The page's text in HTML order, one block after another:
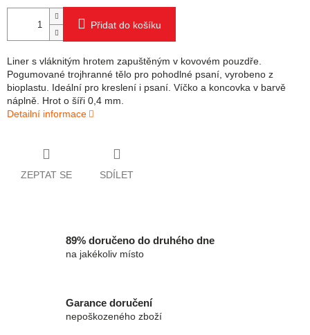
Přidat do košíku
Liner s vláknitým hrotem zapuštěným v kovovém pouzdře.
Pogumované trojhranné tělo pro pohodlné psaní, vyrobeno z
bioplastu. Ideální pro kreslení i psaní. Víčko a koncovka v barvě
náplně. Hrot o šíři 0,4 mm.
Detailní informace
ZEPTAT SE SDÍLET
89% doručeno do druhého dne
na jakékoliv místo
Garance doručení
nepoškozeného zboží